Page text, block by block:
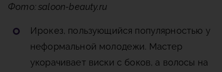
Фото: saloon-beauty.ru
Ирокез, пользующийся популярностью у
неформальной молодежи. Мастер
укорачивает виски с боков, а волосы на